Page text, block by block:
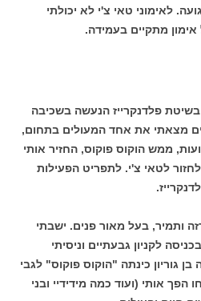
לאימוני טאי צ'י לא יכולתי
מתקיים בעמידה.
בשיטת פלדנקרייז הנעשה בשכיבה
מצאתי את אחד המעולים בתחום,
ממש הוקוס פוקוס, החזיר אותי
לטאי צ'י. לתפריט הפעילות
אופיר הוא גבר בן 50, רזה ותמיר, בעל מאור פנים. ישבתי
לקניון גבעתיים וניסיתי
גוריון כינתה "הוקוס פוקוס" לגבי
אותי (ועוד כמה מידידיי ובני